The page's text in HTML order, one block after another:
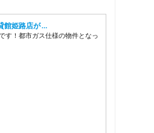
館姫路店が …
す！都市ガス仕様の物件となっ